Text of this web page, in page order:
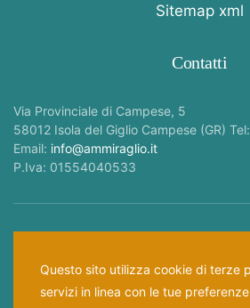
Sitemap xml
Contatti
Via Provinciale di Campese, 5
58012 Isola del Giglio Campese (GR)
Email: info@ammiraglio.it
P.Iva: 01554040533
Home Privacy Policy
Questo sito utilizza cookie di terze
servizi in linea con le tue